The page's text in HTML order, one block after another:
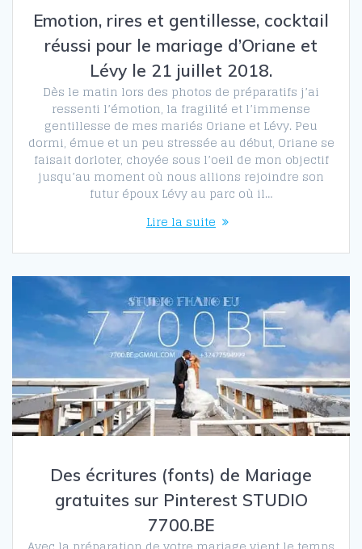
Emotion, rires et gentillesse, cocktail
réussi pour le mariage d’Oriane et
Lévy le 21 juillet 2018.
Dès le matin lors des photos de préparatifs j’ai
ressenti l’émotion, la fragilité et l’immense
gentillesse de mes mariés Oriane et Lévy. Peu
dormi, émue et un peu stressée au début, Oriane se
faisait dorloter, choyée sous l’oeil de mon objectif
jusqu’au moment où nous allions rejoindre son
futur époux Lévy au parc où il…
Lire la suite
Des écritures (fonts) de Mariage
gratuites sur Pinterest STUDIO
7700.BE